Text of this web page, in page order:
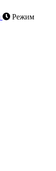
Режим